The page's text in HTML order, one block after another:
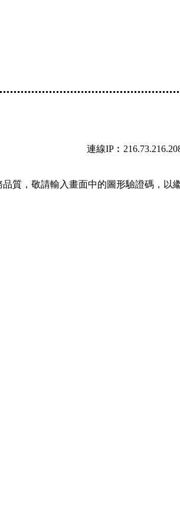
連線
質，敬請輸入畫面中的圖形驗證碼，以